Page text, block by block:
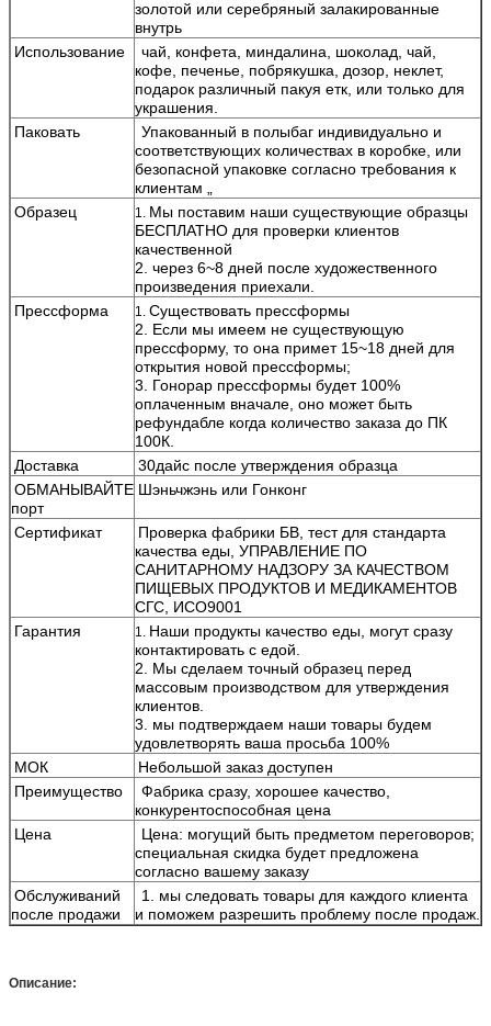
золотой или серебряный залакированные
внутрь
Использование
чай, конфета, миндалина, шоколад, чай,
кофе, печенье, побрякушка, дозор, неклет,
подарок различный пакуя етк, или только для
украшения.
Паковать
Упакованный в полыбаг индивидуально и
соответствующих количествах в коробке, или
безопасной упаковке согласно требования к
клиентам „
Образец
1. Мы поставим наши существующие образцы
БЕСПЛАТНО для проверки клиентов
качественной
2. через 6~8 дней после художественного
произведения приехали.
Прессформа
1. Существовать прессформы
2. Если мы имеем не существующую
прессформу, то она примет 15~18 дней для
открытия новой прессформы;
3. Гонорар прессформы будет 100%
оплаченным вначале, оно может быть
рефундабле когда количество заказа до ПК
100К.
Доставка
30дайс после утверждения образца
ОБМАНЫВАЙТЕ
порт
Шэньчжэнь или Гонконг
Сертификат
Проверка фабрики БВ, тест для стандарта
качества еды, УПРАВЛЕНИЕ ПО
САНИТАРНОМУ НАДЗОРУ ЗА КАЧЕСТВОМ
ПИЩЕВЫХ ПРОДУКТОВ И МЕДИКАМЕНТОВ
СГС, ИСО9001
Гарантия
1. Наши продукты качество еды, могут сразу
контактировать с едой.
2. Мы сделаем точный образец перед
массовым производством для утверждения
клиентов.
3. мы подтверждаем наши товары будем
удовлетворять ваша просьба 100%
МОК
Небольшой заказ доступен
Преимущество
Фабрика сразу, хорошее качество,
конкурентоспособная цена
Цена
Цена: могущий быть предметом переговоров;
специальная скидка будет предложена
согласно вашему заказу
Обслуживаний
после продажи
1. мы следовать товары для каждого клиента
и поможем разрешить проблему после продаж.
Описание: